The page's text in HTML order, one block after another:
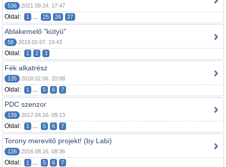
536 2021.09.24. 17:47
Oldal: 1 ... 25 26 27
Ablakemelő "kütyü"
58 2019.02.07. 19:43
Oldal: 1 2 3
Fék alkatrész
135 2018.02.06. 20:08
Oldal: 1 ... 5 6 7
PDC szenzor
139 2017.04.16. 09:13
Oldal: 1 ... 5 6 7
Torony merevitő projekt! (by Labi)
126 2016.08.16. 08:36
Oldal: 1 ... 5 6 7